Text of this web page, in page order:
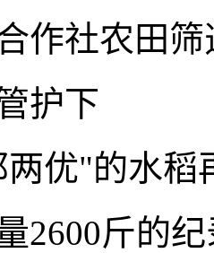
作社农田
护下
优"的水稻
2600斤的